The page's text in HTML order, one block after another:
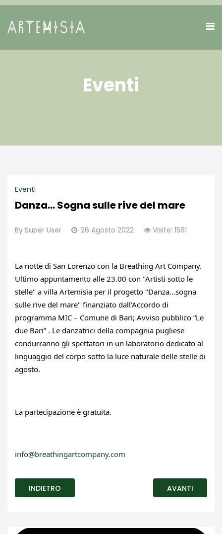
Eventi
Eventi
Danza... Sogna sulle rive del mare
By Super User 26 Agosto 2022 Visite: 1561
La notte di San Lorenzo con la Breathing Art Company.
Ultimo appuntamento alle 23.00 con "Artisti sotto le
stelle" a villa Artemisia per il progetto "Danza...sogna
sulle rive del mare" finanziato dall’Accordo di
programma MIC – Comune di Bari; Avviso pubblico “Le
due Bari” . Le danzatrici della compagnia pugliese
condurranno gli spettatori in un laboratorio dedicato al
linguaggio del corpo sotto la luce naturale delle stelle di
agosto.
La partecipazione è gratuita.
info@breathingartcompany.com
INDIETRO AVANTI